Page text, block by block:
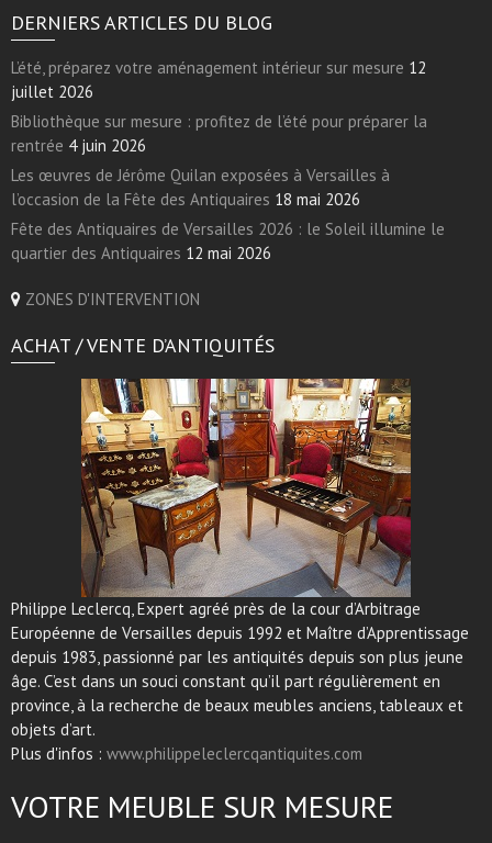
DERNIERS ARTICLES DU BLOG
L’été, préparez votre aménagement intérieur sur mesure 12
juillet 2026
Bibliothèque sur mesure : profitez de l’été pour préparer la
rentrée 4 juin 2026
Les œuvres de Jérôme Quilan exposées à Versailles à
l’occasion de la Fête des Antiquaires 18 mai 2026
Fête des Antiquaires de Versailles 2026 : le Soleil illumine le
quartier des Antiquaires 12 mai 2026
ZONES D'INTERVENTION
ACHAT / VENTE D’ANTIQUITÉS
Philippe Leclercq, Expert agréé près de la cour d’Arbitrage
Européenne de Versailles depuis 1992 et Maître d’Apprentissage
depuis 1983, passionné par les antiquités depuis son plus jeune
âge. C’est dans un souci constant qu’il part régulièrement en
province, à la recherche de beaux meubles anciens, tableaux et
objets d’art.
Plus d'infos : www.philippeleclercqantiquites.com
VOTRE MEUBLE SUR MESURE